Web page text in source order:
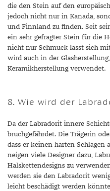
die den Stein auf den
jedoch nicht nur in Kanada,
und Finnland zu finden. Seit
ein sehr gefragter Stein für die
nicht nur Schmuck lässt sich
wird auch in der
Keramikherstellung verwendet.
8. Wie wird der
Da der Labradorit innere
bruchgefährdet. Die Trägerin
dass er keinen harten Schlägen
neigen viele Designer dazu,
Halskettendesigns zu
werden sie den Labradorit
leicht beschädigt werden